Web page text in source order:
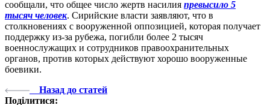
сообщали, что общее число жертв насилия превысило 5
тысяч человек. Сирийские власти заявляют, что в
столкновениях с вооруженной оппозицией, которая получает
поддержку из-за рубежа, погибли более 2 тысяч
военнослужащих и сотрудников правоохранительных
органов, против которых действуют хорошо вооруженные
боевики.
Назад до статей
Поділитися: